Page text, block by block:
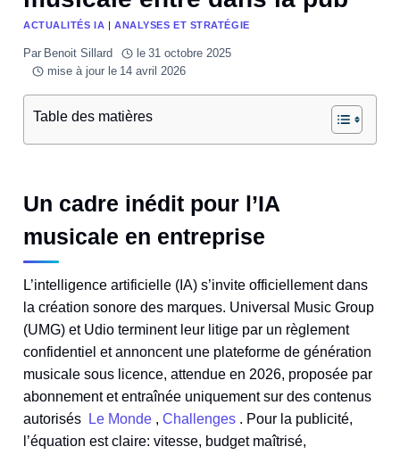
ACTUALITÉS IA | ANALYSES ET STRATÉGIE
Par Benoit Sillard le 31 octobre 2025
mise à jour le 14 avril 2026
Table des matières
Un cadre inédit pour l’IA
musicale en entreprise
L’intelligence artificielle (IA) s’invite officiellement dans
la création sonore des marques. Universal Music Group
(UMG) et Udio terminent leur litige par un règlement
confidentiel et annoncent une plateforme de génération
musicale sous licence, attendue en 2026, proposée par
abonnement et entraînée uniquement sur des contenus
autorisés Le Monde , Challenges . Pour la publicité,
l’équation est claire: vitesse, budget maîtrisé,